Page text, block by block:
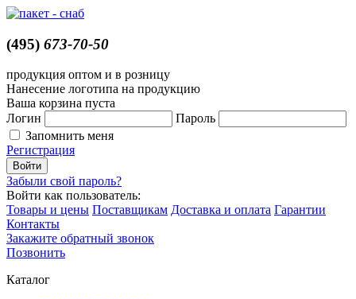
(495) 673-70-50
продукция оптом и в розницу
Нанесение логотипа на продукцию
Ваша корзина пуста
Логин
Пароль
Запомнить меня
Регистрация
Забыли свой пароль?
Войти как пользователь:
Товары и цены Поставщикам Доставка и оплата Гарантии
Контакты
Закажите обратный звонок
Позвонить
Каталог